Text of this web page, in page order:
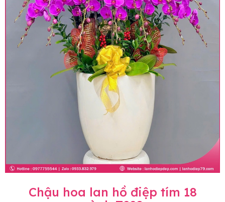
Chậu hoa lan hồ điệp tím 18